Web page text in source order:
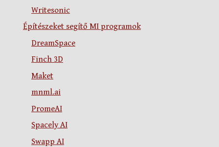
Writesonic
Építészeket segítő MI programok
DreamSpace
Finch 3D
Maket
mnml.ai
PromeAI
Spacely AI
Swapp AI